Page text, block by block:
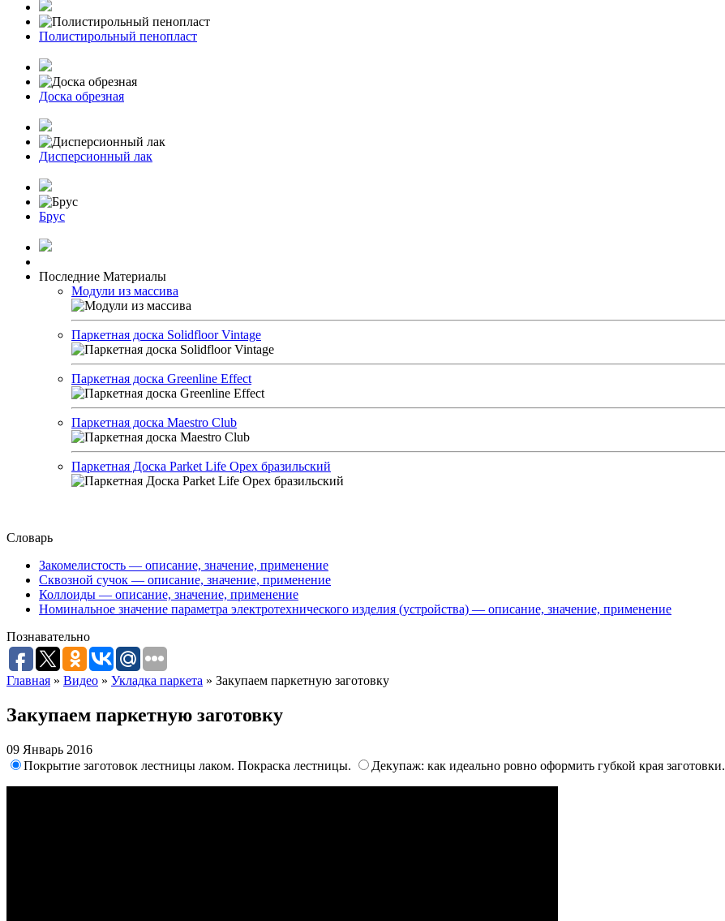
Полистирольный пенопласт
Доска обрезная
Дисперсионный лак
Брус
Последние Материалы
Модули из массива
Паркетная доска Solidfloor Vintage
Паркетная доска Greenline Effect
Паркетная доска Maestro Club
Паркетная Доска Parket Life Орех бразильский
Словарь
Закомелистость — описание, значение, применение
Сквозной сучок — описание, значение, применение
Коллоиды — описание, значение, применение
Номинальное значение параметра электротехнического изделия (устройства) — описание, значение, применение
Познавательно
Главная » Видео » Укладка паркета » Закупаем паркетную заготовку
Закупаем паркетную заготовку
09 Январь 2016
Покрытие заготовок лестницы лаком. Покраска лестницы.
Декупаж: как идеально ровно оформить губкой края заготовки.